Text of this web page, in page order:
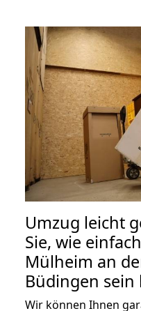
Umzug leicht
Sie, wie
Mülheim an
Büdingen sein
Wir können Ihnen